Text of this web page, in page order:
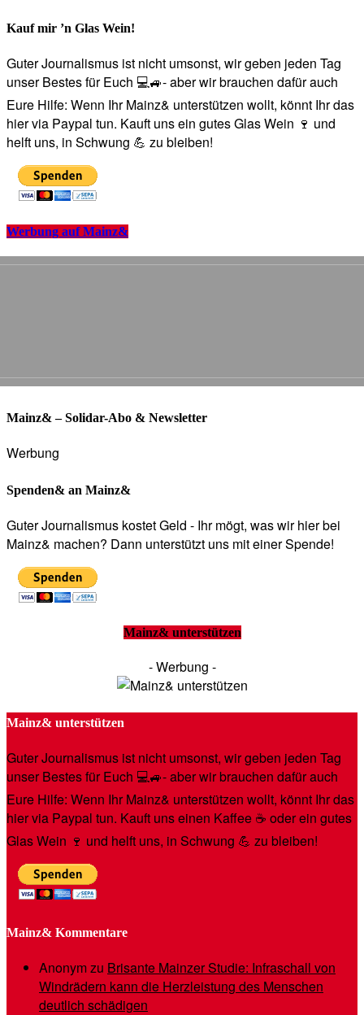
Kauf mir ’n Glas Wein!
Guter Journalismus ist nicht umsonst, wir geben jeden Tag
unser Bestes für Euch 💻🚙- aber wir brauchen dafür auch
Eure Hilfe: Wenn Ihr Mainz& unterstützen wollt, könnt Ihr das
hier via Paypal tun. Kauft uns ein gutes Glas Wein 🍷 und
helft uns, in Schwung 💪 zu bleiben!
Werbung auf Mainz&
Mainz& – Solidar-Abo & Newsletter
Werbung
Spenden& an Mainz&
Guter Journalismus kostet Geld - Ihr mögt, was wir hier bei
Mainz& machen? Dann unterstützt uns mit einer Spende!
Mainz& unterstützen
- Werbung -
Mainz& unterstützen
Guter Journalismus ist nicht umsonst, wir geben jeden Tag
unser Bestes für Euch 💻🚙- aber wir brauchen dafür auch
Eure Hilfe: Wenn Ihr Mainz& unterstützen wollt, könnt Ihr das
hier via Paypal tun. Kauft uns einen Kaffee ☕️ oder ein gutes
Glas Wein 🍷 und helft uns, in Schwung 💪 zu bleiben!
Mainz& Kommentare
Anonymzu Brisante Mainzer Studie: Infraschall von
Windrädern kann die Herzleistung des Menschen
deutlich schädigen